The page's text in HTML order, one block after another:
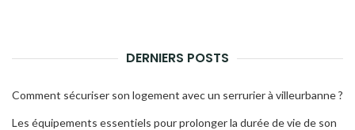
DERNIERS POSTS
Comment sécuriser son logement avec un serrurier à villeurbanne ?
Les équipements essentiels pour prolonger la durée de vie de son